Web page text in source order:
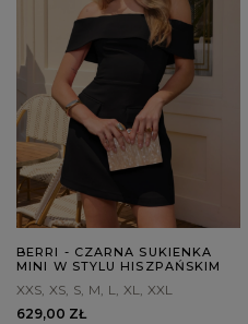
BERRI - CZARNA SUKIENKA
MINI W STYLU HISZPAŃSKIM
XXS XS S M L XL XXL
629,00 ZŁ